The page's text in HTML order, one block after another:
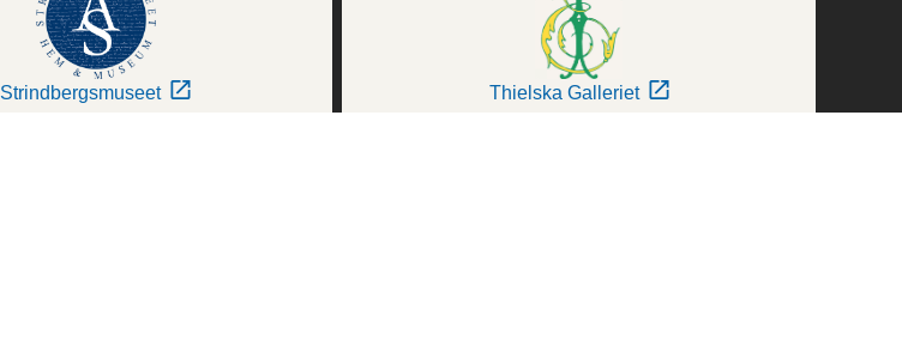
Strindbergsmuseet Thielska Galleriet